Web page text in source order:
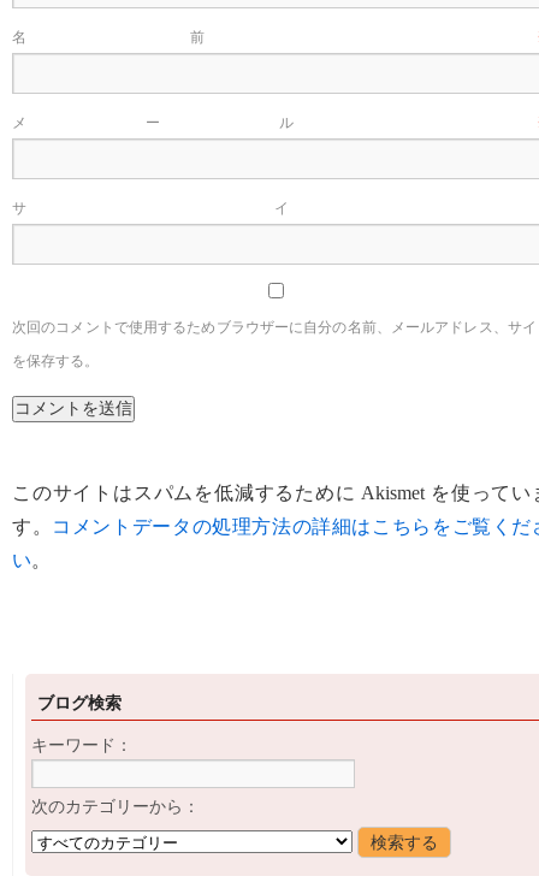
名前
メール
サイ
次回のコメントで使用するためブラウザーに自分の名前、メールアドレス、サ
を保存する。
このサイトはスパムを低減するために Akismet を使ってい
す。
コメントデータの処理方法の詳細はこちらをご覧くだ
い。
ブログ検索
キーワード：
次のカテゴリーから：